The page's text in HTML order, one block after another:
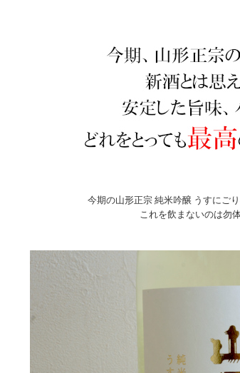
今期の山形正宗 純米吟醸 うすにご
これを飲まないのは勿